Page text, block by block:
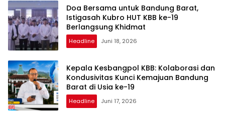
Doa Bersama untuk Bandung Barat,
Istigasah Kubro HUT KBB ke-19
Berlangsung Khidmat
Headline Juni 18, 2026
Kepala Kesbangpol KBB: Kolaborasi dan
Kondusivitas Kunci Kemajuan Bandung
Barat di Usia ke-19
Headline Juni 17, 2026